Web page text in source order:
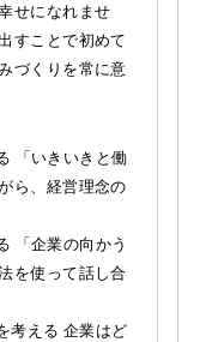
せになれませ
すことで初めて
づくりを常に意
「いきいきと働
ら、経営理念の
「企業の向かう
を使って話し合
考える 企業はど